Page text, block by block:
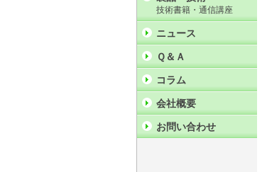
技術書籍・通信講座
ニュース
Ｑ＆Ａ
コラム
会社概要
お問い合わせ